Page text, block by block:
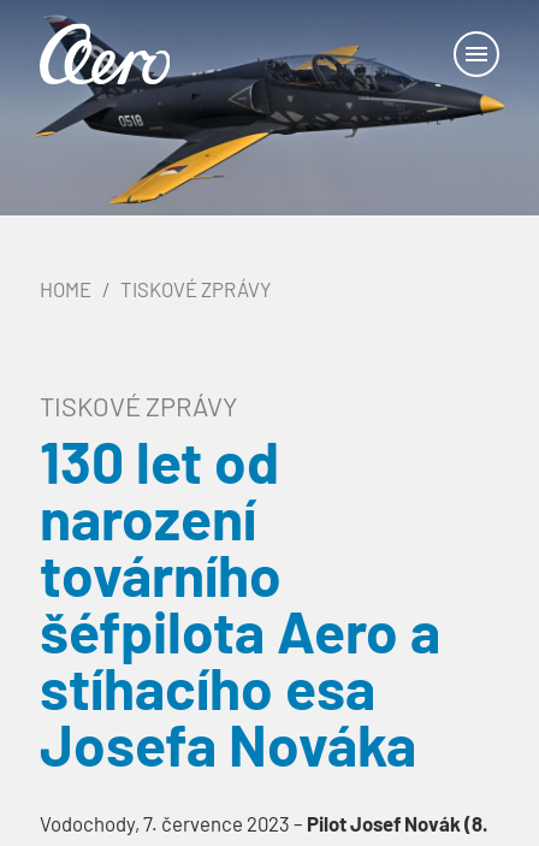
HOME TISKOVÉ ZPRÁVY
TISKOVÉ ZPRÁVY
130 let od
narození
továrního
šéfpilota Aero a
stíhacího esa
Josefa Nováka
Vodochody, 7. července 2023 – Pilot Josef Novák (8.